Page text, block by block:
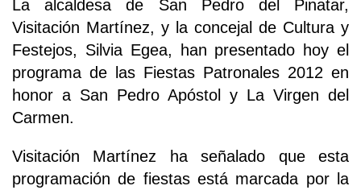
La alcaldesa de San Pedro del Pinatar,
Visitación Martínez, y la concejal de Cultura y
Festejos, Silvia Egea, han presentado hoy el
programa de las Fiestas Patronales 2012 en
honor a San Pedro Apóstol y La Virgen del
Carmen.
Visitación Martínez ha señalado que esta
programación de fiestas está marcada por la